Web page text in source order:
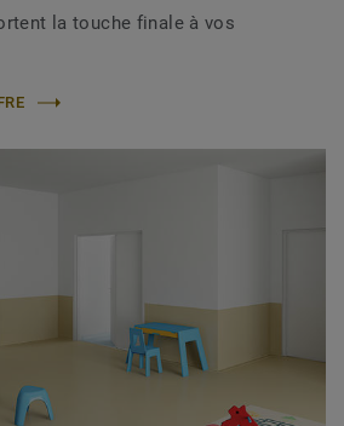
la touche finale à vos